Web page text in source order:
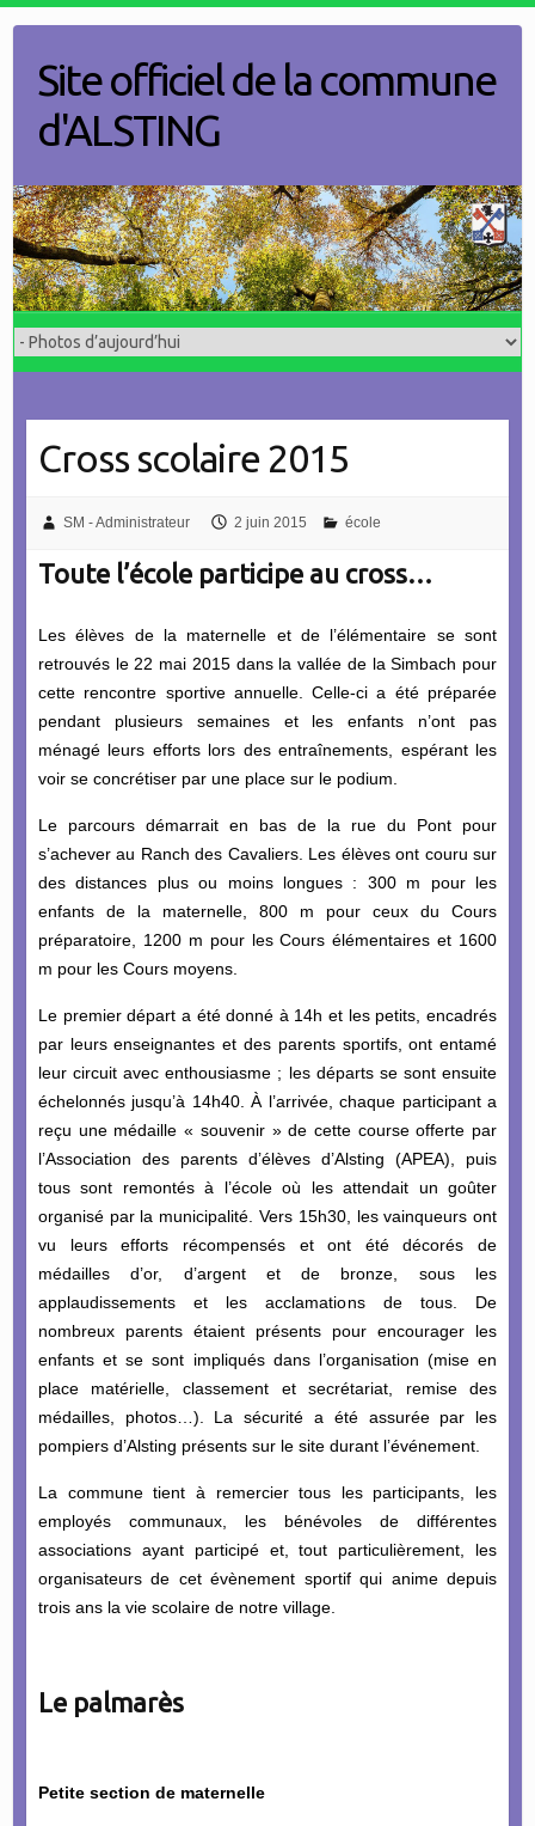
contentSite officiel de la commune
d'ALSTING
Cross scolaire 2015
SM - Administrateur 2 juin 2015 école
Toute l’école participe au cross…
Les élèves de la maternelle et de l’élémentaire se sont
retrouvés le 22 mai 2015 dans la vallée de la Simbach pour
cette rencontre sportive annuelle. Celle-ci a été préparée
pendant plusieurs semaines et les enfants n’ont pas
ménagé leurs efforts lors des entraînements, espérant les
voir se concrétiser par une place sur le podium.
Le parcours démarrait en bas de la rue du Pont pour
s’achever au Ranch des Cavaliers. Les élèves ont couru sur
des distances plus ou moins longues : 300 m pour les
enfants de la maternelle, 800 m pour ceux du Cours
préparatoire, 1200 m pour les Cours élémentaires et 1600
m pour les Cours moyens.
Le premier départ a été donné à 14h et les petits, encadrés
par leurs enseignantes et des parents sportifs, ont entamé
leur circuit avec enthousiasme ; les départs se sont ensuite
échelonnés jusqu’à 14h40. À l’arrivée, chaque participant a
reçu une médaille « souvenir » de cette course offerte par
l’Association des parents d’élèves d’Alsting (APEA), puis
tous sont remontés à l’école où les attendait un goûter
organisé par la municipalité. Vers 15h30, les vainqueurs ont
vu leurs efforts récompensés et ont été décorés de
médailles d’or, d’argent et de bronze, sous les
applaudissements et les acclamations de tous. De
nombreux parents étaient présents pour encourager les
enfants et se sont impliqués dans l’organisation (mise en
place matérielle, classement et secrétariat, remise des
médailles, photos…). La sécurité a été assurée par les
pompiers d’Alsting présents sur le site durant l’événement.
La commune tient à remercier tous les participants, les
employés communaux, les bénévoles de différentes
associations ayant participé et, tout particulièrement, les
organisateurs de cet évènement sportif qui anime depuis
trois ans la vie scolaire de notre village.
Le palmarès
Petite section de maternelle